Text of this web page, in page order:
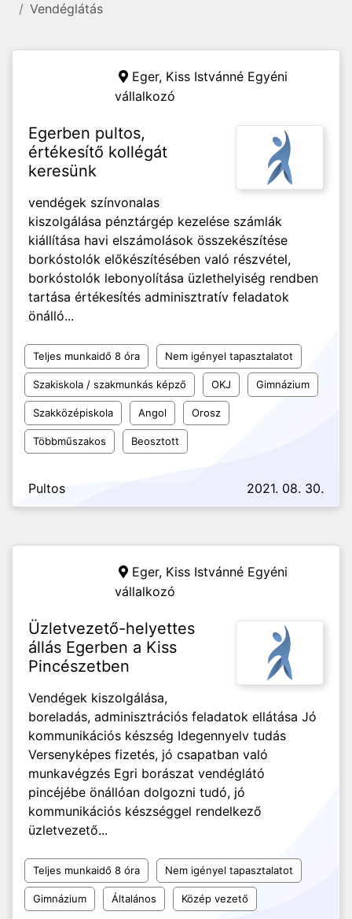
Vendéglátás
Eger, Kiss Istvánné Egyéni
vállalkozó
Egerben pultos,
értékesítő kollégát
keresünk
vendégek színvonalas
kiszolgálása pénztárgép kezelése számlák
kiállítása havi elszámolások összekészítése
borkóstolók előkészítésében való részvétel,
borkóstolók lebonyolítása üzlethelyiség rendben
tartása értékesítés adminisztratív feladatok
önálló...
Teljes munkaidő 8 óra Nem igényel tapasztalatot
Szakiskola / szakmunkás képző OKJ Gimnázium
Szakközépiskola Angol Orosz
Többműszakos Beosztott
Pultos 2021. 08. 30.
Eger, Kiss Istvánné Egyéni
vállalkozó
Üzletvezető-helyettes
állás Egerben a Kiss
Pincészetben
Vendégek kiszolgálása,
boreladás, adminisztrációs feladatok ellátása Jó
kommunikációs készség Idegennyelv tudás
Versenyképes fizetés, jó csapatban való
munkavégzés Egri borászat vendéglátó
pincéjébe önállóan dolgozni tudó, jó
kommunikációs készséggel rendelkező
üzletvezető...
Teljes munkaidő 8 óra Nem igényel tapasztalatot
Gimnázium Általános Közép vezető